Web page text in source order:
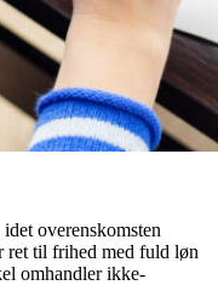
overenskomsten
ret til frihed med fuld løn
omhandler ikke-